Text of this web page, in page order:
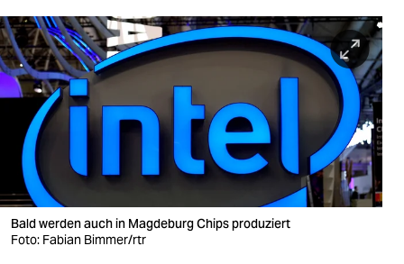
sport
berlin
nord
wahrheit
verlag
verlag
veranstaltungen
Bald werden auch in Magdeburg Chips produziert
Foto: Fabian Bimmer/rtr